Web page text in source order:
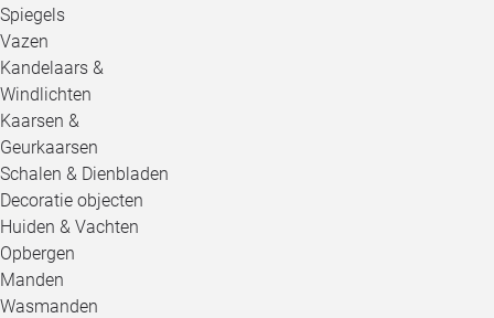
Spiegels
Vazen
Kandelaars &
Windlichten
Kaarsen &
Geurkaarsen
Schalen & Dienbladen
Decoratie objecten
Huiden & Vachten
Opbergen
Manden
Wasmanden